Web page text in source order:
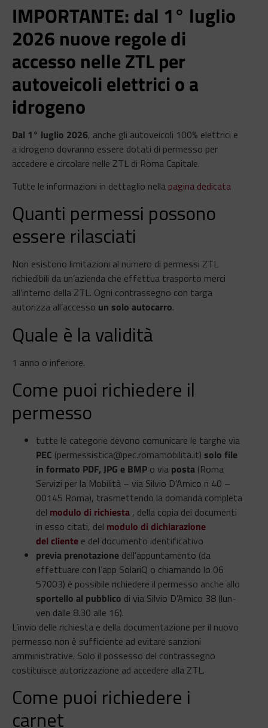
IMPORTANTE: dal 1° luglio
2026 nuove regole di
accesso nelle ZTL per
autoveicoli elettrici o a
idrogeno
Dal 1° luglio 2026, anche gli autoveicoli 100% elettrici e
a idrogeno dovranno essere dotati di permesso per
accedere e circolare nelle ZTL di Roma Capitale.
Tutte le informazioni in dettaglio nella pagina dedicata
Quanti permessi possono
essere rilasciati
Non esistono limitazioni al numero di permessi ZTL
richiedibili da un’azienda che effettua trasporto merci
all’interno della ZTL. Ogni contrassegno con targa
autorizza all’accesso un solo autocarro.
Quale è la validità
1 anno o inferiore.
Come puoi richiedere il
permesso
tutte le categorie devono comunicare le targhe via
PEC (permessistica@pec.romamobilita.it) solo file
in formato PDF, JPG e BMP o via posta (Roma
Servizi per la Mobilità – via Silvio D’Amico n 40 –
00145 Roma), trasmettendo la domanda completa
del modulo di richiesta , della copia dei documenti
in esso citati, del modulo di dichiarazione
del cliente e del documento identificativo
previa prenotazione dell’appuntamento (da
effettuare con l’app SolariQ o chiamando lo 06
57003) è possibile richiedere il permesso anche allo
sportello al pubblico di via Silvio D’Amico 38 (lun-
ven dalle 8.30 alle 16).
L’invio delle richiesta e della documentazione per il nuovo
permesso non è sufficiente ad evitare sanzioni
amministrative. Solo il possesso del contrassegno
costituisce autorizzazione ad accedere alla ZTL.
Come puoi richiedere i
carnet